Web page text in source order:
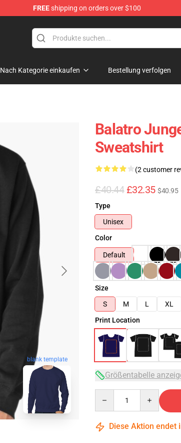
FREEshipping on orders over $100
Nach Kategorie einkaufen Bestellung verfolgen
blank template
Balatro
Sweatshirt
(2 customer
£40.44 £32.35 $40.95
Type
Unisex
Color
Default
Size
S
M L XL
Print Location
Größentabelle
Diese Aktion endet